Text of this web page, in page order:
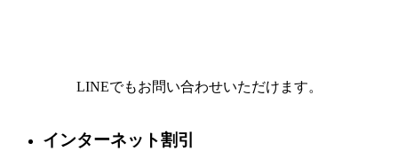
LINEでもお問い合わせいただけます。
インターネット割引